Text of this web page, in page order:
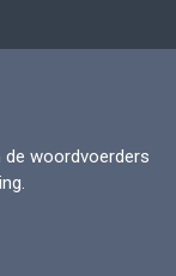
de woordvoerders